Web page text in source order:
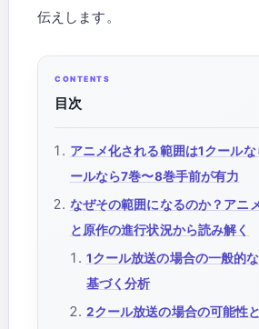
伝えします。
目次
アニメ化される範囲は1クール
ールなら7巻〜8巻手前が有力
なぜその範囲になるのか？アニ
と原作の進行状況から読み解く
1クール放送の場合の一般的
基づく分析
2クール放送の場合の可能性